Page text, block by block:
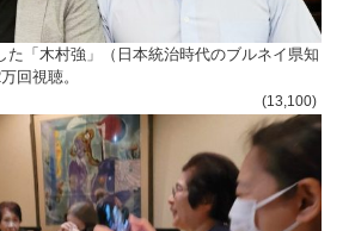
た「木村強」（日本統治時代のブルネイ県知
回視聴。
(13,100)